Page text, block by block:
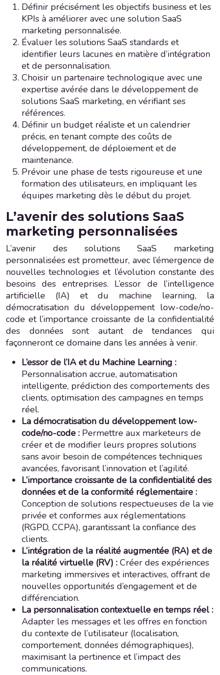
Définir précisément les objectifs business et les
KPIs à améliorer avec une solution SaaS
marketing personnalisée.
Évaluer les solutions SaaS standards et
identifier leurs lacunes en matière d’intégration
et de personnalisation.
Choisir un partenaire technologique avec une
expertise avérée dans le développement de
solutions SaaS marketing, en vérifiant ses
références.
Définir un budget réaliste et un calendrier
précis, en tenant compte des coûts de
développement, de déploiement et de
maintenance.
Prévoir une phase de tests rigoureuse et une
formation des utilisateurs, en impliquant les
équipes marketing dès le début du projet.
L’avenir des solutions SaaS
marketing personnalisées
L’avenir des solutions SaaS marketing
personnalisées est prometteur, avec l’émergence de
nouvelles technologies et l’évolution constante des
besoins des entreprises. L’essor de l’intelligence
artificielle (IA) et du machine learning, la
démocratisation du développement low-code/no-
code et l’importance croissante de la confidentialité
des données sont autant de tendances qui
façonneront ce domaine dans les années à venir.
L’essor de l’IA et du Machine Learning :
Personnalisation accrue, automatisation
intelligente, prédiction des comportements des
clients, optimisation des campagnes en temps
réel.
La démocratisation du développement low-
code/no-code : Permettre aux marketeurs de
créer et de modifier leurs propres solutions
sans avoir besoin de compétences techniques
avancées, favorisant l’innovation et l’agilité.
L’importance croissante de la confidentialité des
données et de la conformité réglementaire :
Conception de solutions respectueuses de la vie
privée et conformes aux réglementations
(RGPD, CCPA), garantissant la confiance des
clients.
L’intégration de la réalité augmentée (RA) et de
la réalité virtuelle (RV) : Créer des expériences
marketing immersives et interactives, offrant de
nouvelles opportunités d’engagement et de
différenciation.
La personnalisation contextuelle en temps réel :
Adapter les messages et les offres en fonction
du contexte de l’utilisateur (localisation,
comportement, données démographiques),
maximisant la pertinence et l’impact des
communications.